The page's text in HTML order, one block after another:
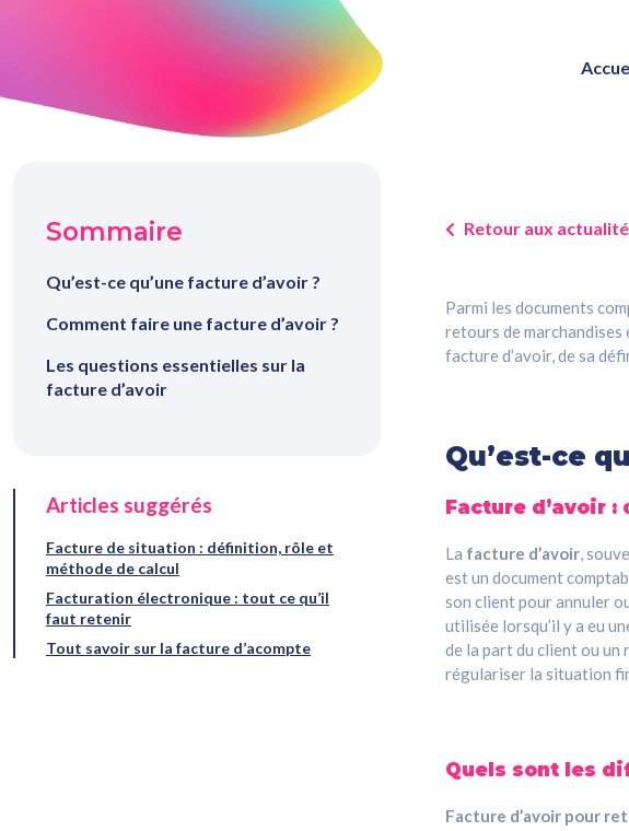
Sommaire
Qu’est-ce qu’une facture d’avoir ?
Comment faire une facture d’avoir ?
Les questions essentielles sur la
facture d’avoir
Articles suggérés
Facture de situation : définition, rôle et
méthode de calcul
Facturation électronique : tout ce qu’il
faut retenir
Tout savoir sur la facture d’acompte
Retour aux
Parmi les documents
retours de marchandises
facture d’avoir, de sa
Qu’est-ce
Facture d’avoir
La facture d’avoir,
est un document
son client pour annuler
utilisée lorsqu’il y a eu
de la part du client ou un
régulariser la situation
Quels sont les
Facture d’avoir pour